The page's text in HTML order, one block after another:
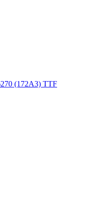
(172A3) TTF